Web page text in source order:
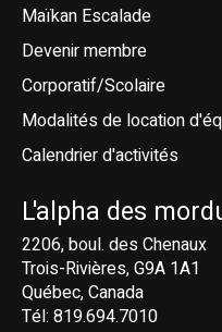
Maïkan Escalade
Devenir membre
Corporatif/Scolaire
Modalités de location
Calendrier d'activités
L'alpha des
2206, boul. des Chenaux
Trois-Rivières, G9A 1A1
Québec, Canada
Tél: 819.694.7010